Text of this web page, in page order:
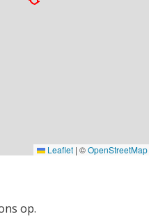
Leaflet | ©OpenStreetMap
op.